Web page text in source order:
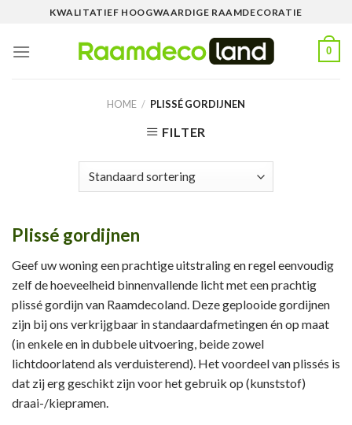
content
KWALITATIEF HOOGWAARDIGE RAAMDECORATIE
0
HOME / PLISSÉ GORDIJNEN
FILTER
Plissé gordijnen
Geef uw woning een prachtige uitstraling en regel eenvoudig
zelf de hoeveelheid binnenvallende licht met een prachtig
plissé gordijn van Raamdecoland. Deze geplooide gordijnen
zijn bij ons verkrijgbaar in standaardafmetingen én op maat
(in enkele en in dubbele uitvoering, beide zowel
lichtdoorlatend als verduisterend). Het voordeel van plissés is
dat zij erg geschikt zijn voor het gebruik op (kunststof)
draai-/kiepramen.